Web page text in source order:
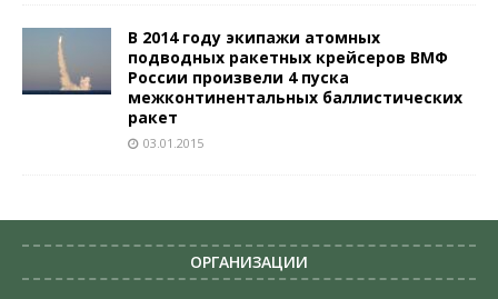
В 2014 году экипажи атомных
подводных ракетных крейсеров ВМФ
России произвели 4 пуска
межконтинентальных баллистических
ракет
03.01.2015
ОРГАНИЗАЦИИ